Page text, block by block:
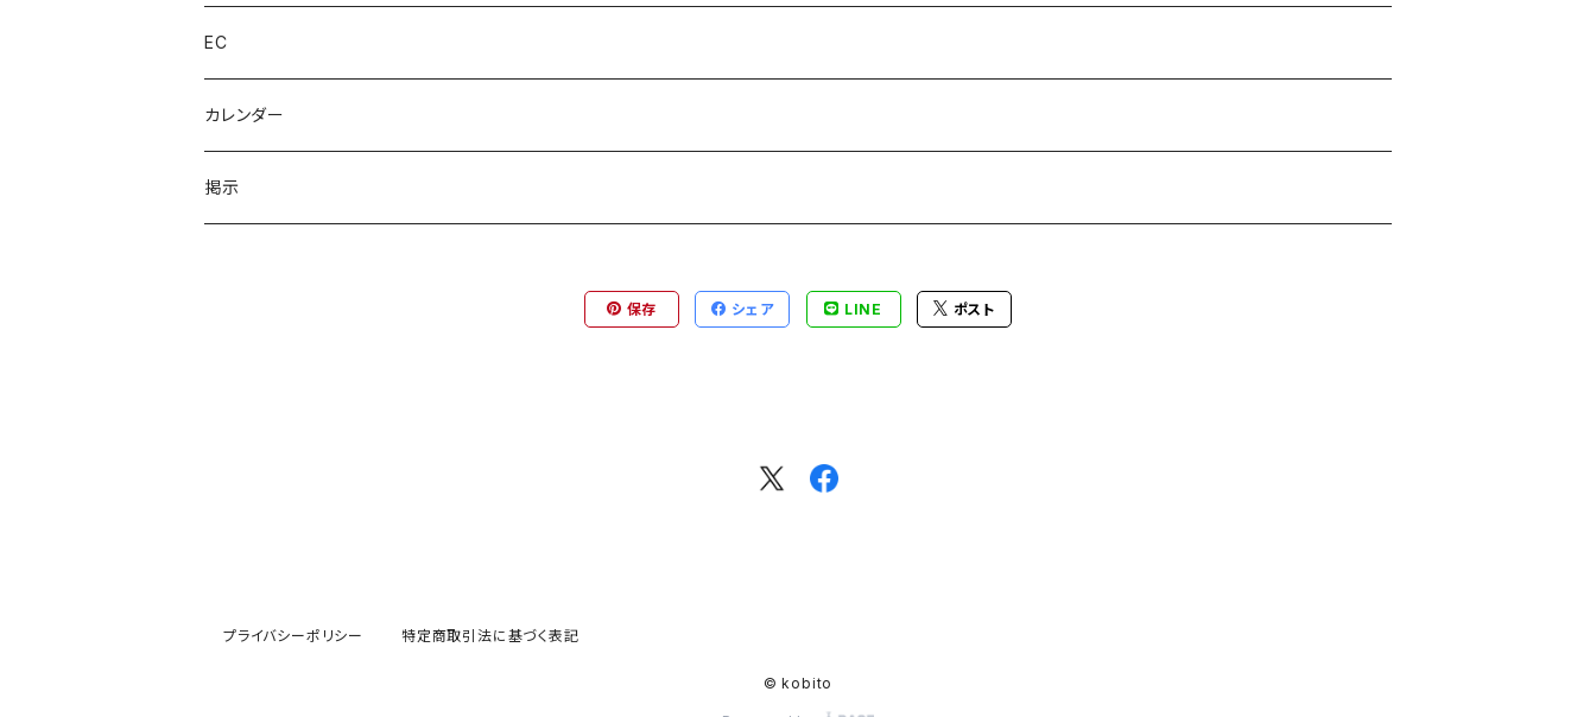
EC
カレンダー
掲示
保存 シェア LINE ポスト
プライバシーポリシー 特定商取引法に基づく表記
© kobito